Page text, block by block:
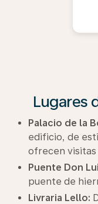
Lugares
Palacio de la
edificio, de
ofrecen visitas
Puente Don
puente de
Livraria Lello: